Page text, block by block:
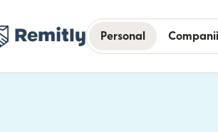
Personal Companii